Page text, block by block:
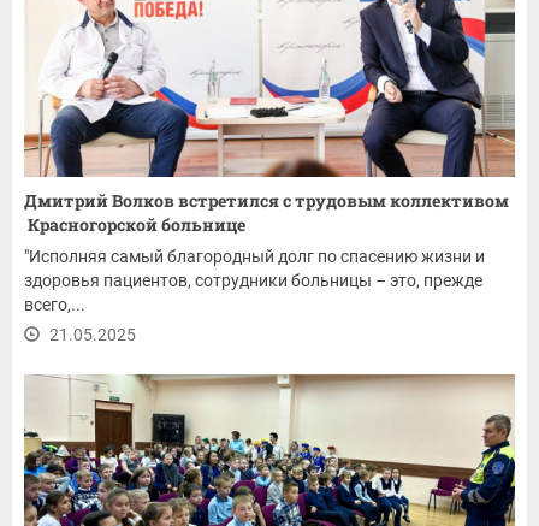
Дмитрий Волков встретился с трудовым коллективом
Красногорской больнице
"Исполняя самый благородный долг по спасению жизни и
здоровья пациентов, сотрудники больницы – это, прежде
всего,...
21.05.2025